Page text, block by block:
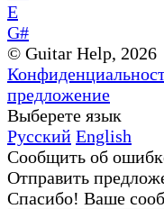
E
G#
© Guitar Help, 2026
предложение
Выберете язык
Русский English
Сообщить об
Отправить
Спасибо! Ваше